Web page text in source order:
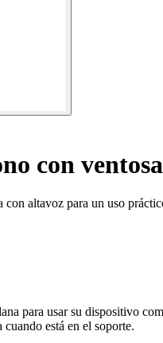
con
altavoz para un uso
para usar su dispositivo
está en el soporte.